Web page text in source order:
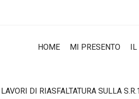
HOME MI PRESENTO IL
DI RIASFALTATURA SULLA